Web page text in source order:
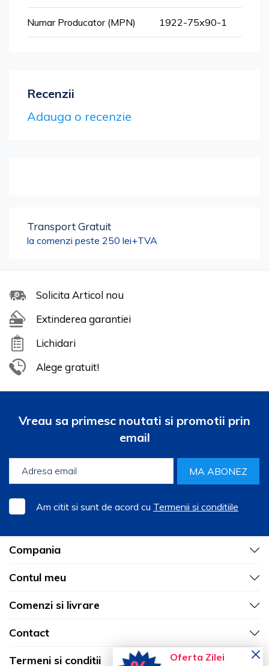
Numar Producator (MPN) 1922-75x90-1
Recenzii
Adauga o recenzie
Transport Gratuit
la comenzi peste 250 lei+TVA
Solicita Articol nou
Extinderea garantiei
Lichidari
Alege gratuit!
Vreau sa primesc noutati si promotii prin
email
MA ABONEZ
Am citit si sunt de acord cu Termenii si conditiile
Compania
Contul meu
Comenzi si livrare
Contact
Termeni si conditii
Oferta Zilei